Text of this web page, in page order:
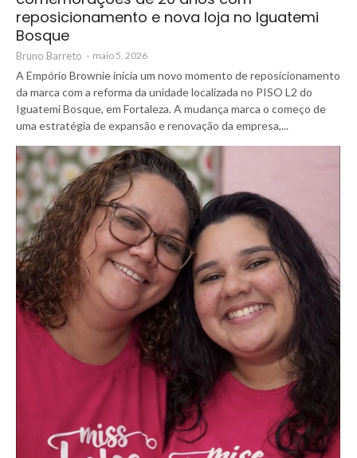
reposicionamento e nova loja no Iguatemi
Bosque
Bruno Barreto - maio 5, 2026
A Empório Brownie inicia um novo momento de reposicionamento
da marca com a reforma da unidade localizada no PISO L2 do
Iguatemi Bosque, em Fortaleza. A mudança marca o começo de
uma estratégia de expansão e renovação da empresa,...